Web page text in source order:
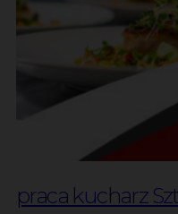
praca kucharz